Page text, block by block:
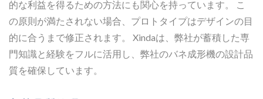
的な利益を得るための方法にも関心を持っています。 こ
の原則が満たされない場合、プロトタイプはデザインの目
的に合うまで修正されます。 Xindaは、弊社が蓄積した専
門知識と経験をフルに活用し、弊社のバネ成形機の設計品
質を確保しています。